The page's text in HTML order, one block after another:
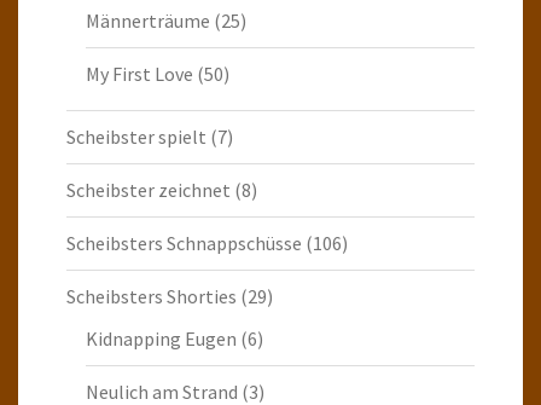
Männerträume (25)
My First Love (50)
Scheibster spielt (7)
Scheibster zeichnet (8)
Scheibsters Schnappschüsse (106)
Scheibsters Shorties (29)
Kidnapping Eugen (6)
Neulich am Strand (3)